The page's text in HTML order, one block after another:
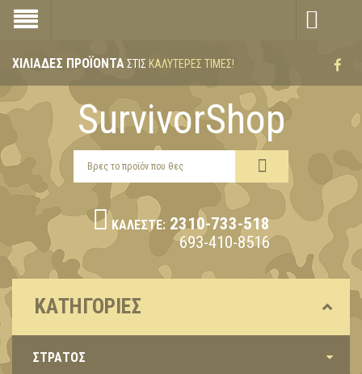
ΧΙΛΙΆΔΕΣ ΠΡΟΪΌΝΤΑΣΤΙΣ ΚΑΛΎΤΕΡΕΣ ΤΙΜΈΣ!
SurvivorShop
ΚΑΛΈΣΤΕ: 2310-733-518
693-410-8516
ΚΑΤΗΓΟΡΊΕΣ
ΣΤΡΑΤΟΣ